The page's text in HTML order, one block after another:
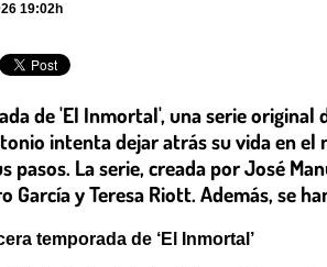
19:02h
de 'El Inmortal', una serie original
intenta dejar atrás su vida en
pasos. La serie, creada por José
García y Teresa Riott. Además, se
temporada de ‘El Inmortal’